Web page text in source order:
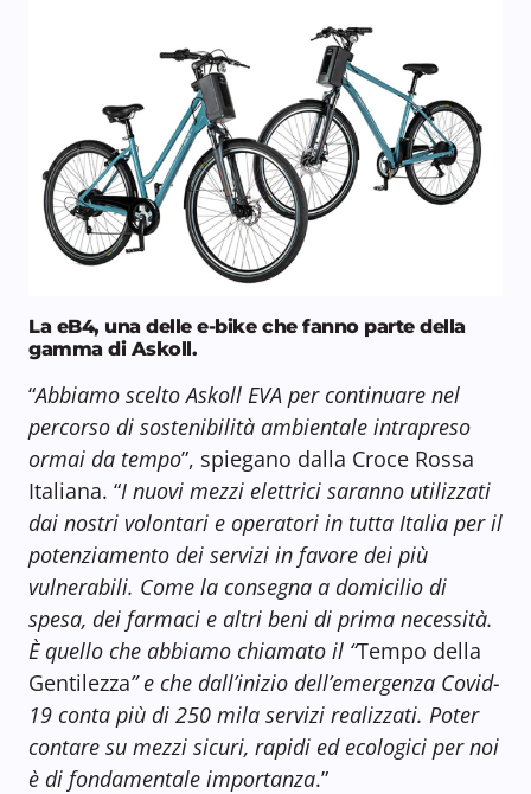
La eB4, una delle e-bike che fanno parte della
gamma di Askoll.
“Abbiamo scelto Askoll EVA per continuare nel
percorso di sostenibilità ambientale intrapreso
ormai da tempo”, spiegano dalla Croce Rossa
Italiana. “I nuovi mezzi elettrici saranno utilizzati
dai nostri volontari e operatori in tutta Italia per il
potenziamento dei servizi in favore dei più
vulnerabili. Come la consegna a domicilio di
spesa, dei farmaci e altri beni di prima necessità.
È quello che abbiamo chiamato il “Tempo della
Gentilezza” e che dall’inizio dell’emergenza Covid-
19 conta più di 250 mila servizi realizzati. Poter
contare su mezzi sicuri, rapidi ed ecologici per noi
è di fondamentale importanza.”